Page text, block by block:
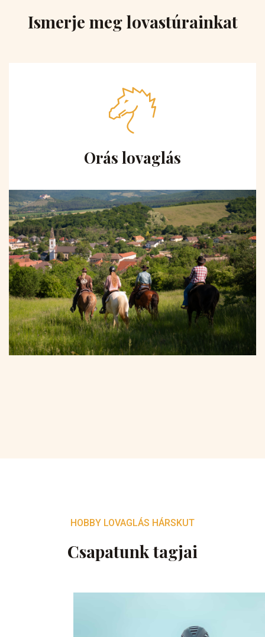
Ismerje meg lovastúrainkat
Orás lovaglás
HOBBY LOVAGLÁS HÁRSKUT
Csapatunk tagjai